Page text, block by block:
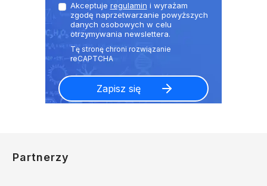
Akceptuje regulamin i wyrażam
zgodę naprzetwarzanie powyższych
danych osobowych w celu
otrzymywania newslettera.
Partnerzy